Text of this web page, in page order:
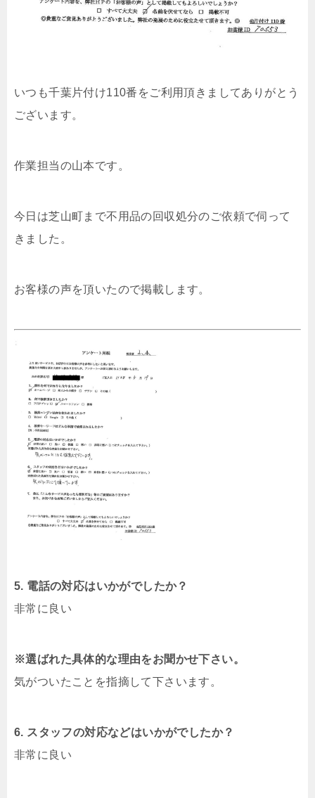
いつも千葉片付け110番をご利用頂きましてありがとう
ございます。
作業担当の山本です。
今日は芝山町まで不用品の回収処分のご依頼で伺って
きました。
お客様の声を頂いたので掲載します。
5. 電話の対応はいかがでしたか？
非常に良い
※選ばれた具体的な理由をお聞かせ下さい。
気がついたことを指摘して下さいます。
6. スタッフの対応などはいかがでしたか？
非常に良い